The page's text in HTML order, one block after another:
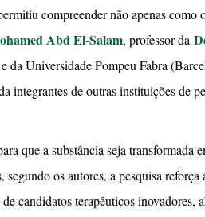
compreender não apenas
Abd El-Salam, professor da
da Universidade Pompeu Fabra
integrantes de outras instituições de
que a substância seja
segundo os autores, a pesquisa reforça
candidatos terapêuticos